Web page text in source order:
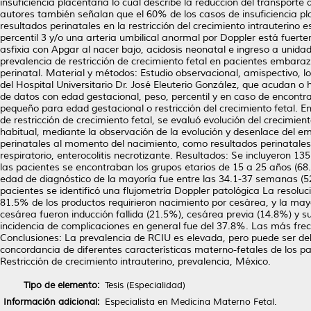
insuficiencia placentaria lo cual describe la reducción del
autores también señalan que el 60% de los casos de insuficiencia
resultados perinatales en la restricción del crecimiento intrauterino
percentil 3 y/o una arteria umbilical anormal por Doppler está
asfixia con Apgar al nacer bajo, acidosis neonatal e ingreso a
prevalencia de restricción de crecimiento fetal en pacientes
perinatal. Material y métodos: Estudio observacional, amispectivo,
del Hospital Universitario Dr. José Eleuterio González, que acudan
de datos con edad gestacional, peso, percentil y en caso de
pequeño para edad gestacional o restricción del crecimiento fetal.
de restricción de crecimiento fetal, se evaluó evolución del
habitual, mediante la observación de la evolución y desenlace del
perinatales al momento del nacimiento, como resultados
respiratorio, enterocolitis necrotizante. Resultados: Se incluyeron
las pacientes se encontraban los grupos etarios de 15 a 25 años
edad de diagnóstico de la mayoría fue entre las 34.1-37 semanas
pacientes se identificó una flujometría Doppler patológica La
81.5% de los productos requirieron nacimiento por cesárea, y la
cesárea fueron inducción fallida (21.5%), cesárea previa (14.8%) y
incidencia de complicaciones en general fue del 37.8%. Las más
Conclusiones: La prevalencia de RCIU es elevada, pero puede ser
concordancia de diferentes características materno-fetales de los
Restricción de crecimiento intrauterino, prevalencia, México.
Tipo de elemento: Tesis (Especialidad)
Información adicional: Especialista en Medicina Materno Fetal.